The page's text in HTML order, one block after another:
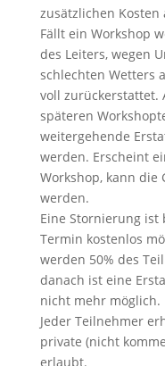
zusätzlichen Kosten
Fällt ein Workshop
des Leiters, wegen
schlechten Wetters
voll zurückerstattet.
späteren
weitergehende
werden. Erscheint
Workshop, kann
werden.
Eine Stornierung ist
Termin kostenlos
werden 50% des
danach ist eine
nicht mehr möglich.
Jeder Teilnehmer
private (nicht
erlaubt.